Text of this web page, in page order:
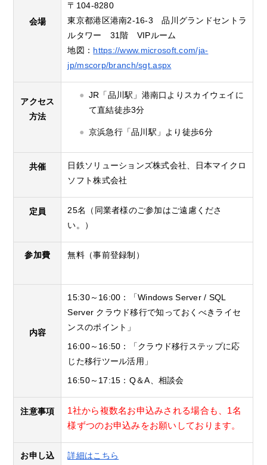
会場
〒104-8280
東京都港区港南2-16-3 品川グランドセントラ
ルタワー 31階 VIPルーム
地図： https://www.microsoft.com/ja-
jp/mscorp/branch/sgt.aspx
アクセス
方法
JR「品川駅」港南口よりスカイウェイに
て直結徒歩3分
京浜急行「品川駅」より徒歩6分
共催
日鉄ソリューションズ株式会社、日本マイクロ
ソフト株式会社
定員
25名（同業者様のご参加はご遠慮くださ
い。）
参加費 無料（事前登録制）
内容
15:30～16:00：「Windows Server / SQL
Server クラウド移行で知っておくべきライセ
ンスのポイント」
16:00～16:50：「クラウド移行ステップに応
じた移行ツール活用」
16:50～17:15：Q＆A、相談会
注意事項
1社から複数名お申込みされる場合も、1名
様ずつのお申込みをお願いしております。
お申し込
詳細はこちら